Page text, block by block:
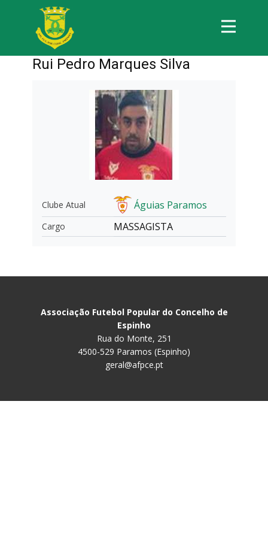
Rui Pedro Marques Silva
Clube Atual Águias Paramos
Cargo MASSAGISTA
Associação Futebol Popular do Concelho de
Espinho
Rua do Monte, 251
4500-529 Paramos (Espinho)
geral@afpce.pt